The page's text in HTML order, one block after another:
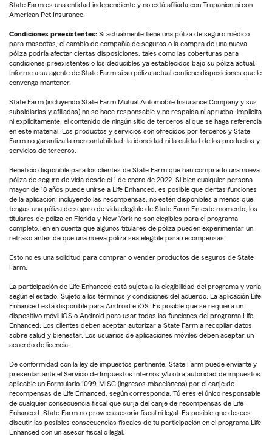
State Farm es una entidad independiente y no está afiliada con Trupanion ni con
American Pet Insurance.
Condiciones preexistentes: Si actualmente tiene una póliza de seguro médico
para mascotas, el cambio de compañía de seguros o la compra de una nueva
póliza podría afectar ciertas disposiciones, tales como las coberturas para
condiciones preexistentes o los deducibles ya establecidos bajo su póliza actual.
Informe a su agente de State Farm si su póliza actual contiene disposiciones que le
convenga mantener.
State Farm (incluyendo State Farm Mutual Automobile Insurance Company y sus
subsidiarias y afiliadas) no se hace responsable y no respalda ni aprueba, implícita
ni explícitamente, el contenido de ningún sitio de terceros al que se haga referencia
en este material. Los productos y servicios son ofrecidos por terceros y State
Farm no garantiza la mercantabilidad, la idoneidad ni la calidad de los productos y
servicios de terceros.
Beneficio disponible para los clientes de State Farm que han comprado una nueva
póliza de seguro de vida desde el 1 de enero de 2022. Si bien cualquier persona
mayor de 18 años puede unirse a Life Enhanced, es posible que ciertas funciones
de la aplicación, incluyendo las recompensas, no estén disponibles a menos que
tengas una póliza de seguro de vida elegible de State Farm.En este momento, los
titulares de póliza en Florida y New York no son elegibles para el programa
completo.Ten en cuenta que algunos titulares de póliza pueden experimentar un
retraso antes de que una nueva póliza sea elegible para recompensas.
Esto no es una solicitud para comprar o vender productos de seguros de State
Farm.
La participación de Life Enhanced está sujeta a la elegibilidad del programa y varía
según el estado. Sujeto a los términos y condiciones del acuerdo. La aplicación Life
Enhanced está disponible para Android e iOS. Es posible que se requiera un
dispositivo móvil iOS o Android para usar todas las funciones del programa Life
Enhanced. Los clientes deben aceptar autorizar a State Farm a recopilar datos
sobre salud y bienestar. Los usuarios de aplicaciones móviles deben aceptar un
acuerdo de licencia.
De conformidad con la ley de impuestos pertinente, State Farm puede enviarte y
presentar ante el Servicio de Impuestos Internos y/u otra autoridad de impuestos
aplicable un Formulario 1099-MISC (ingresos misceláneos) por el canje de
recompensas de Life Enhanced, según corresponda. Tú eres el único responsable
de cualquier consecuencia fiscal que surja del canje de recompensas de Life
Enhanced. State Farm no provee asesoría fiscal ni legal. Es posible que desees
discutir las posibles consecuencias fiscales de tu participación en el programa Life
Enhanced con un asesor fiscal o legal.